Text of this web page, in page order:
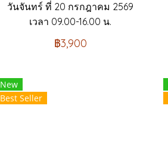
วันจันทร์ ที่ 20 กรกฎาคม 2569
เวลา 09.00-16.00 น.
฿3,900
New
Best Seller